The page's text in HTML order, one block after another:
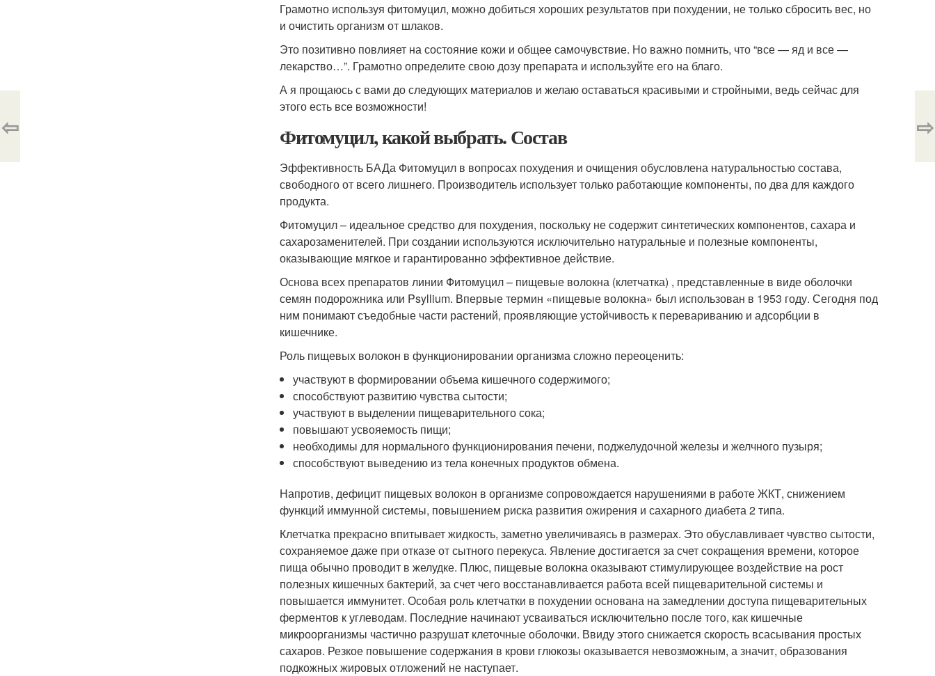
Грамотно используя фитомуцил, можно добиться хороших результатов при похудении, не только сбросить вес, но
и очистить организм от шлаков.
Это позитивно повлияет на состояние кожи и общее самочувствие. Но важно помнить, что “все — яд и все —
лекарство…”. Грамотно определите свою дозу препарата и используйте его на благо.
А я прощаюсь с вами до следующих материалов и желаю оставаться красивыми и стройными, ведь сейчас для
этого есть все возможности!
Фитомуцил, какой выбрать. Состав
Эффективность БАДа Фитомуцил в вопросах похудения и очищения обусловлена натуральностью состава,
свободного от всего лишнего. Производитель использует только работающие компоненты, по два для каждого
продукта.
Фитомуцил – идеальное средство для похудения, поскольку не содержит синтетических компонентов, сахара и
сахарозаменителей. При создании используются исключительно натуральные и полезные компоненты,
оказывающие мягкое и гарантированно эффективное действие.
Основа всех препаратов линии Фитомуцил – пищевые волокна (клетчатка) , представленные в виде оболочки
семян подорожника или Psyllium. Впервые термин «пищевые волокна» был использован в 1953 году. Сегодня под
ним понимают съедобные части растений, проявляющие устойчивость к перевариванию и адсорбции в
кишечнике.
Роль пищевых волокон в функционировании организма сложно переоценить:
участвуют в формировании объема кишечного содержимого;
способствуют развитию чувства сытости;
участвуют в выделении пищеварительного сока;
повышают усвояемость пищи;
необходимы для нормального функционирования печени, поджелудочной железы и желчного пузыря;
способствуют выведению из тела конечных продуктов обмена.
Напротив, дефицит пищевых волокон в организме сопровождается нарушениями в работе ЖКТ, снижением
функций иммунной системы, повышением риска развития ожирения и сахарного диабета 2 типа.
Клетчатка прекрасно впитывает жидкость, заметно увеличиваясь в размерах. Это обуславливает чувство сытости,
сохраняемое даже при отказе от сытного перекуса. Явление достигается за счет сокращения времени, которое
пища обычно проводит в желудке. Плюс, пищевые волокна оказывают стимулирующее воздействие на рост
полезных кишечных бактерий, за счет чего восстанавливается работа всей пищеварительной системы и
повышается иммунитет. Особая роль клетчатки в похудении основана на замедлении доступа пищеварительных
ферментов к углеводам. Последние начинают усваиваться исключительно после того, как кишечные
микроорганизмы частично разрушат клеточные оболочки. Ввиду этого снижается скорость всасывания простых
сахаров. Резкое повышение содержания в крови глюкозы оказывается невозможным, а значит, образования
подкожных жировых отложений не наступает.
⇦ ⇨